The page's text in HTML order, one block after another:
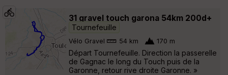
31 gravel touch garona 54km 200d+
Tournefeuille
Vélo Gravel 54 km 170 m
Départ Tournefeuille. Direction la passerelle
de Gagnac le long du Touch puis de la
Garonne, retour rive droite Garonne. »